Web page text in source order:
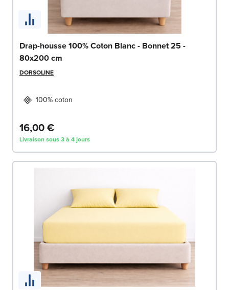
Drap-housse 100% Coton Blanc - Bonnet 25 -
80x200 cm
DORSOLINE
100% coton
16,00 €
Livraison sous 3 à 4 jours